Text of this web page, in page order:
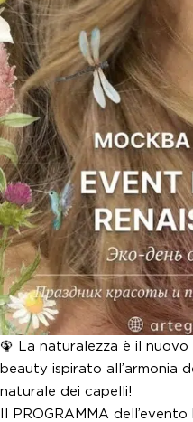
🦚 La naturalezza è il
beauty ispirato all’armonia
naturale dei capelli!
Il PROGRAMMA